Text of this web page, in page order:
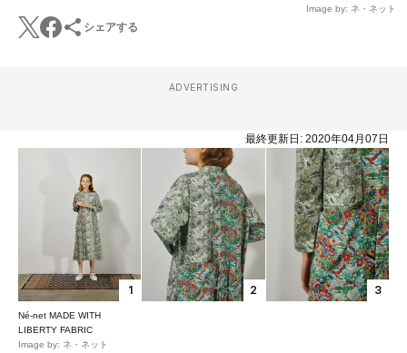
Image by: ネ・ネット
シェアする
ADVERTISING
最終更新日: 2020年04月07日
1
Né-net MADE WITH
LIBERTY FABRIC
Image by: ネ・ネット
2 3